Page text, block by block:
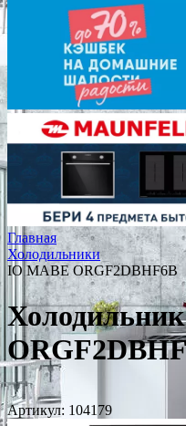
Главная
Холодильники
IO MABE ORGF2DBHF6B
Артикул: 104179